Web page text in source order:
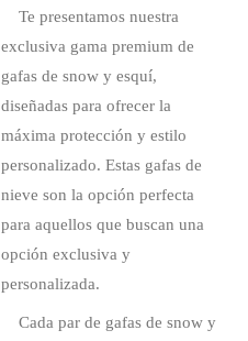
Te presentamos nuestra
exclusiva gama premium de
gafas de snow y esquí,
diseñadas para ofrecer la
máxima protección y estilo
personalizado. Estas gafas de
nieve son la opción perfecta
para aquellos que buscan una
opción exclusiva y
personalizada.
Cada par de gafas de snow y